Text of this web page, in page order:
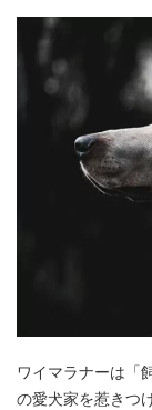
ワイマラナーは「
の愛犬家を惹きつ